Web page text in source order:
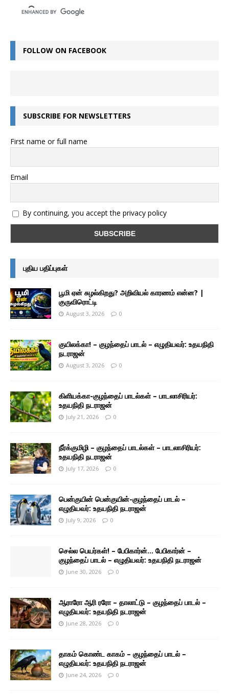
FOLLOW ON FACEBOOK
SUBSCRIBE FOR NEWSLETTERS
First name or full name
Email
By continuing, you accept the privacy policy
புதிய பதிப்புகள்
பூமி ஏன் சுழல்கிறது? அறிவியல் காரணம் என்ன? |
குருவிரொட்டி
August 3, 2026 0
குயிலக்கா! – குழந்தைப் பாடல் – எழுதியவர்: உதயநிதி
நடராஜன்
August 3, 2026 0
கிளியக்கா-குழந்தைப் பாடல்கள் – பாடலாசிரியர்:
உதயநிதி நடராஜன்
July 21, 2026 0
நீர்க்குமிழி – குழந்தைப் பாடல்கள் – பாடலாசிரியர்:
உதயநிதி நடராஜன்
July 17, 2026 0
பென்குயின் பென்குயின்-குழந்தைப் பாடல் –
எழுதியவர்: உதயநிதி நடராஜன்
July 9, 2026 0
செல்ல பெயர்கள்! – பேபிகார்ன்… பேபிகார்ன் –
குழந்தைப் பாடல் – எழுதியவர்: உதயநிதி நடராஜன்
June 30, 2026 0
ஆராரோ ஆரி ரரோ – தாலாட்டு – குழந்தைப் பாடல் –
எழுதியவர்: உதயநிதி நடராஜன்
June 28, 2026 0
தாகம் கொண்ட காகம் – குழந்தைப் பாடல் –
எழுதியவர்: உதயநிதி நடராஜன்
June 24, 2026 0